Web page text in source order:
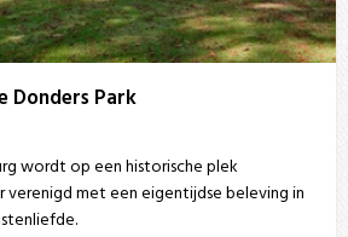
Donders Park
wordt op een historische plek
verenigd met een eigentijdse beleving in